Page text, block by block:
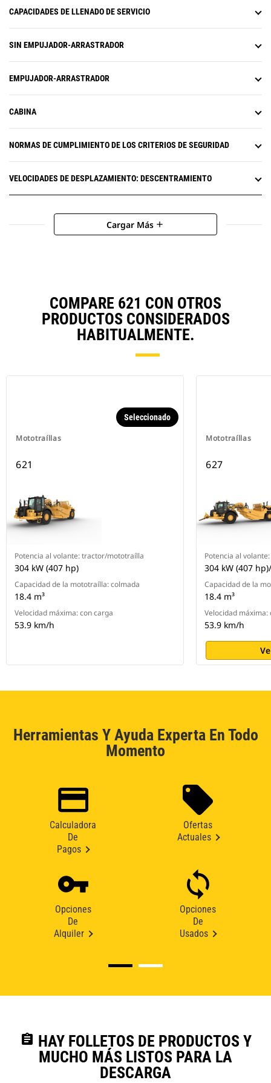
CAPACIDADES DE LLENADO DE SERVICIO
SIN EMPUJADOR-ARRASTRADOR
EMPUJADOR-ARRASTRADOR
CABINA
NORMAS DE CUMPLIMIENTO DE LOS CRITERIOS DE SEGURIDAD
VELOCIDADES DE DESPLAZAMIENTO: DESCENTRAMIENTO
Cargar Más add
COMPARE 621 CON OTROS
PRODUCTOS CONSIDERADOS
HABITUALMENTE.
Mototraíllas
Seleccionado
621
Potencia al volante: tractor/mototraílla
304 kW (407 hp)
Capacidad de la mototraílla: colmada
18.4 m³
Velocidad máxima: con carga
53.9 km/h
Mototraíllas
627
Potencia al
304 kW (407
Capacidad de la
18.4 m³
Velocidad máxima:
53.9 km/h
Herramientas Y Ayuda Experta En Todo
Momento
Calculadora
De
Pagos
Ofertas
Actuales
Opciones
De
Alquiler
Opciones
De
Usados
assignment HAY FOLLETOS DE PRODUCTOS Y
MUCHO MÁS LISTOS PARA LA
DESCARGA